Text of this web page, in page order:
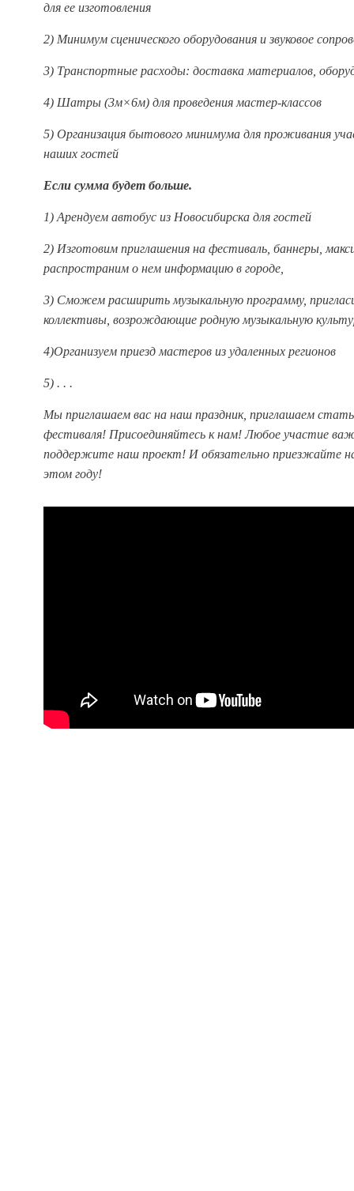
для ее изготовления
2) Минимум сценического оборудования и звуковое
3) Транспортные расходы: доставка материалов,
4) Шатры (3м×6м) для проведения мастер-классов
5) Организация бытового минимума для проживания
наших гостей
Если сумма будет больше.
1) Арендуем автобус из Новосибирска для гостей
2) Изготовим приглашения на фестиваль, баннеры,
распространим о нем информацию в городе,
3) Сможем расширить музыкальную программу,
коллективы, возрождающие родную музыкальную
4)Организуем приезд мастеров из удаленных регионов
5) . . .
Мы приглашаем вас на наш праздник, приглашаем стать
фестиваля! Присоединяйтесь к нам! Любое участие
поддержите наш проект! И обязательно приезжайте
этом году!